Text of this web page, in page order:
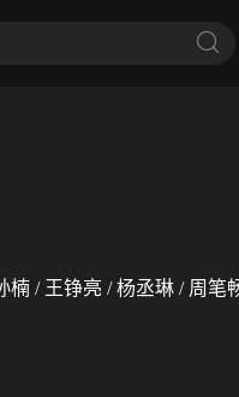
/ 王铮亮 / 杨丞琳 / 周笔